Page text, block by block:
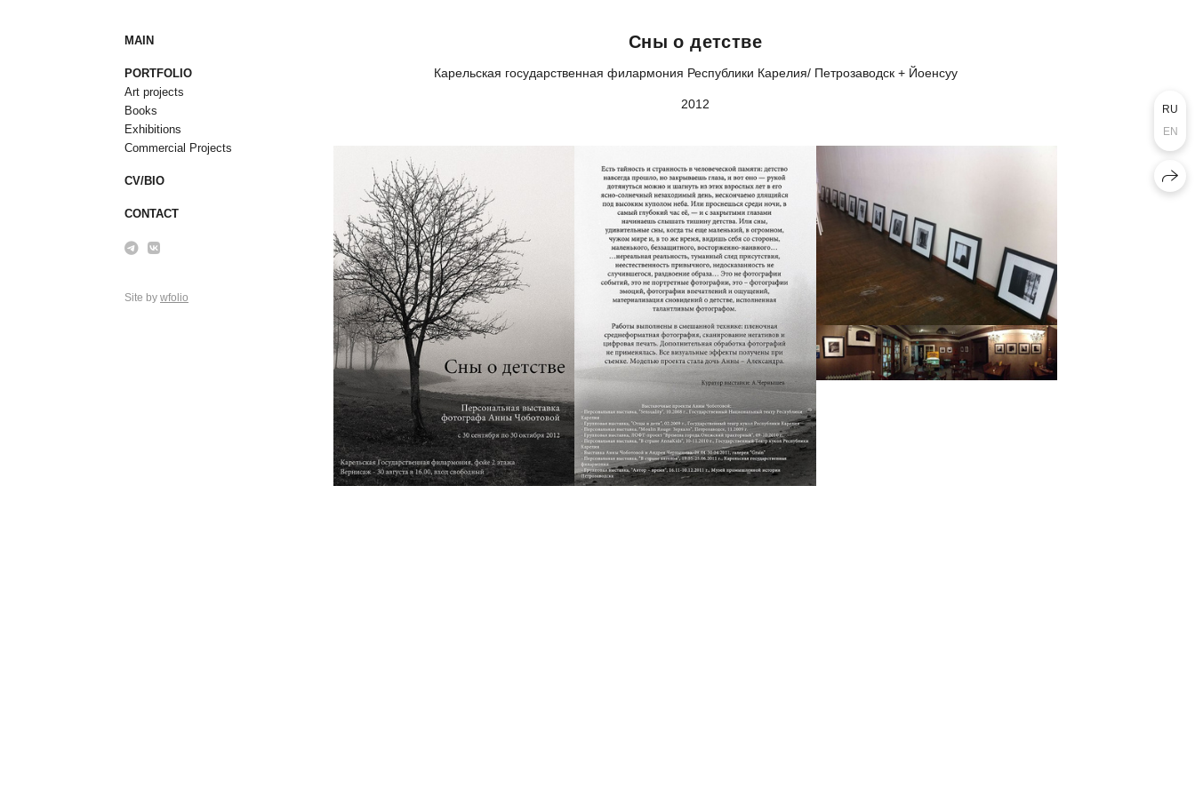
MAIN
PORTFOLIO
Art projects
Books
Exhibitions
Commercial Projects
CV/BIO
CONTACT
Site by wfolio
Сны о детстве
Карельская государственная филармония Республики Карелия/ Петрозаводск + Йоенсуу
2012
RU
EN